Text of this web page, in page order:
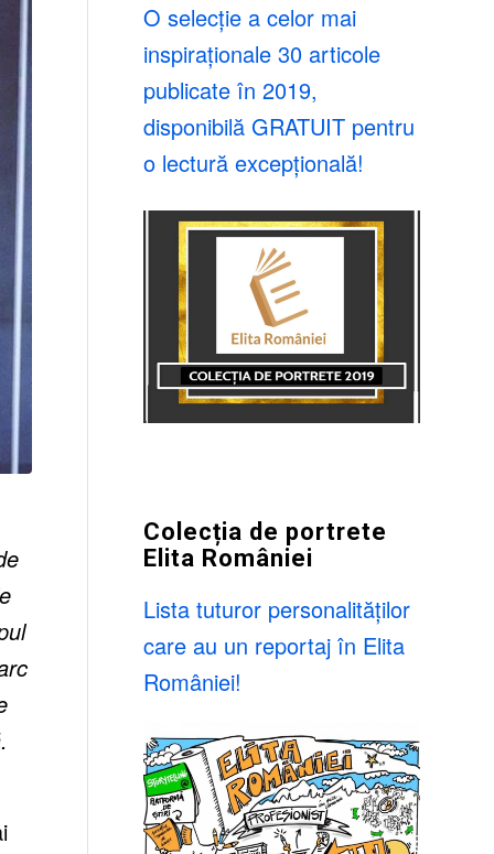
O selecție a celor mai
inspiraționale 30 articole
publicate în 2019,
disponibilă GRATUIT pentru
o lectură excepțională!
Colecția de portrete
Elita României
Lista tuturor personalităților
care au un reportaj în Elita
României!